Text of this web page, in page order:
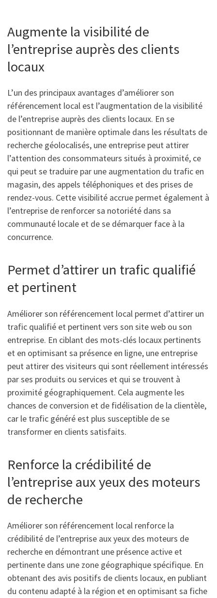
Augmente la visibilité de
l’entreprise auprès des clients
locaux
L’un des principaux avantages d’améliorer son
référencement local est l’augmentation de la visibilité
de l’entreprise auprès des clients locaux. En se
positionnant de manière optimale dans les résultats de
recherche géolocalisés, une entreprise peut attirer
l’attention des consommateurs situés à proximité, ce
qui peut se traduire par une augmentation du trafic en
magasin, des appels téléphoniques et des prises de
rendez-vous. Cette visibilité accrue permet également à
l’entreprise de renforcer sa notoriété dans sa
communauté locale et de se démarquer face à la
concurrence.
Permet d’attirer un trafic qualifié
et pertinent
Améliorer son référencement local permet d’attirer un
trafic qualifié et pertinent vers son site web ou son
entreprise. En ciblant des mots-clés locaux pertinents
et en optimisant sa présence en ligne, une entreprise
peut attirer des visiteurs qui sont réellement intéressés
par ses produits ou services et qui se trouvent à
proximité géographiquement. Cela augmente les
chances de conversion et de fidélisation de la clientèle,
car le trafic généré est plus susceptible de se
transformer en clients satisfaits.
Renforce la crédibilité de
l’entreprise aux yeux des moteurs
de recherche
Améliorer son référencement local renforce la
crédibilité de l’entreprise aux yeux des moteurs de
recherche en démontrant une présence active et
pertinente dans une zone géographique spécifique. En
obtenant des avis positifs de clients locaux, en publiant
du contenu adapté à la région et en optimisant sa fiche